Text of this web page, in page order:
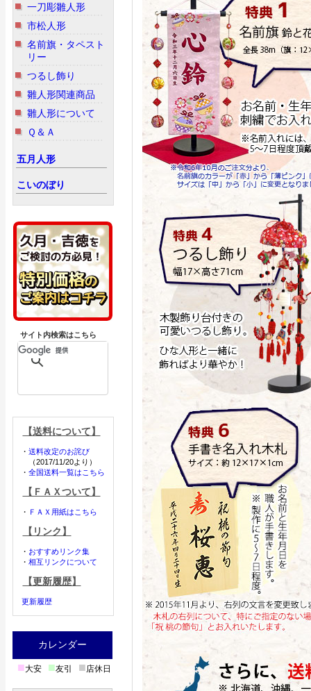
一刀彫雛人形
市松人形
名前旗・タペスト
リー
つるし飾り
雛人形関連商品
雛人形について
Ｑ＆Ａ
五月人形
こいのぼり
サイト内検索はこちら
【送料について】
・ 送料改定のお詫び
（2017/11/20より）
・ 全国送料一覧はこちら
【ＦＡＸついて】
・ ＦＡＸ用紙はこちら
【リンク】
・ おすすめリンク集
・ 相互リンクについて
【更新履歴】
更新履歴
カレンダー
■大安 ■友引 ■店休日